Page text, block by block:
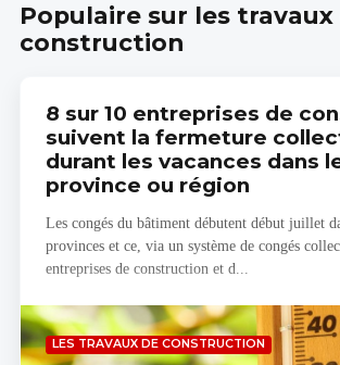
Populaire sur les travaux
construction
8 sur 10 entreprises de
suivent la fermeture
durant les vacances dans
province ou région
Les congés du bâtiment débutent début juillet
provinces et ce, via un système de congés
entreprises de construction et d...
LES TRAVAUX DE CONSTRUCTION